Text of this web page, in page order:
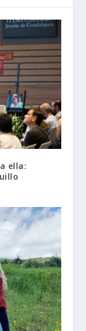
ella: